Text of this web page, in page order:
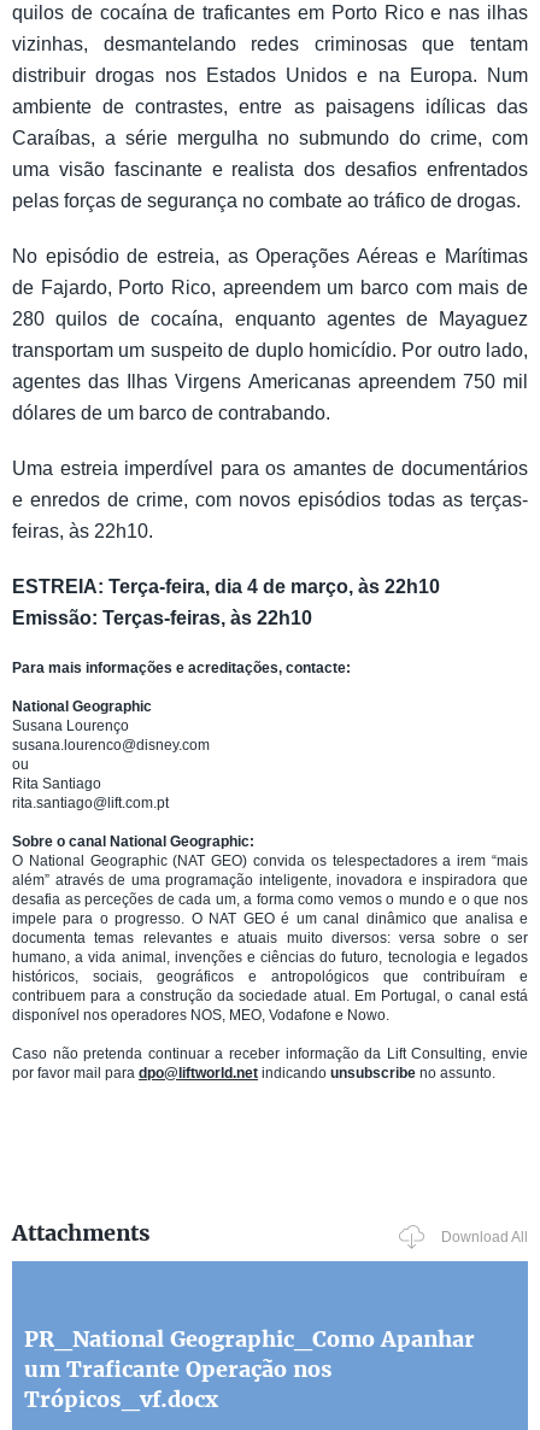
quilos de cocaína de traficantes em Porto Rico e nas ilhas
vizinhas, desmantelando redes criminosas que tentam
distribuir drogas nos Estados Unidos e na Europa. Num
ambiente de contrastes, entre as paisagens idílicas das
Caraíbas, a série mergulha no submundo do crime, com
uma visão fascinante e realista dos desafios enfrentados
pelas forças de segurança no combate ao tráfico de drogas.
No episódio de estreia, as Operações Aéreas e Marítimas
de Fajardo, Porto Rico, apreendem um barco com mais de
280 quilos de cocaína, enquanto agentes de Mayaguez
transportam um suspeito de duplo homicídio. Por outro lado,
agentes das Ilhas Virgens Americanas apreendem 750 mil
dólares de um barco de contrabando.
Uma estreia imperdível para os amantes de documentários
e enredos de crime, com novos episódios todas as terças-
feiras, às 22h10.
ESTREIA: Terça-feira, dia 4 de março, às 22h10
Emissão: Terças-feiras, às 22h10
Para mais informações e acreditações, contacte:
National Geographic
Susana Lourenço
susana.lourenco@disney.com
ou
Rita Santiago
rita.santiago@lift.com.pt
Sobre o canal National Geographic:
O National Geographic (NAT GEO) convida os telespectadores a irem “mais
além” através de uma programação inteligente, inovadora e inspiradora que
desafia as perceções de cada um, a forma como vemos o mundo e o que nos
impele para o progresso. O NAT GEO é um canal dinâmico que analisa e
documenta temas relevantes e atuais muito diversos: versa sobre o ser
humano, a vida animal, invenções e ciências do futuro, tecnologia e legados
históricos, sociais, geográficos e antropológicos que contribuíram e
contribuem para a construção da sociedade atual. Em Portugal, o canal está
disponível nos operadores NOS, MEO, Vodafone e Nowo.
Caso não pretenda continuar a receber informação da Lift Consulting, envie
por favor mail para dpo@liftworld.net indicando unsubscribe no assunto.
Attachments Download All
PR_National Geographic_Como Apanhar
um Traficante Operação nos
Trópicos_vf.docx